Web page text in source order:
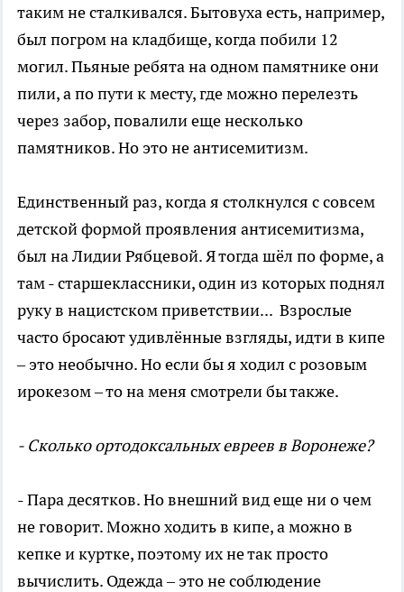
таким не сталкивался. Бытовуха есть, например,
был погром на кладбище, когда побили 12
могил. Пьяные ребята на одном памятнике они
пили, а по пути к месту, где можно перелезть
через забор, повалили еще несколько
памятников. Но это не антисемитизм.
Единственный раз, когда я столкнулся с совсем
детской формой проявления антисемитизма,
был на Лидии Рябцевой. Я тогда шёл по форме, а
там - старшеклассники, один из которых поднял
руку в нацистском приветствии... Взрослые
часто бросают удивлённые взгляды, идти в кипе
– это необычно. Но если бы я ходил с розовым
ирокезом – то на меня смотрели бы также.
- Сколько ортодоксальных евреев в Воронеже?
- Пара десятков. Но внешний вид еще ни о чем
не говорит. Можно ходить в кипе, а можно в
кепке и куртке, поэтому их не так просто
вычислить. Одежда – это не соблюдение